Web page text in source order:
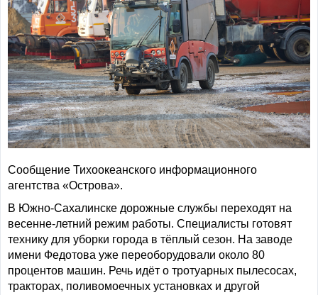
Сообщение Тихоокеанского информационного
агентства «Острова».
В Южно-Сахалинске дорожные службы переходят на
весенне-летний режим работы. Специалисты готовят
технику для уборки города в тёплый сезон. На заводе
имени Федотова уже переоборудовали около 80
процентов машин. Речь идёт о тротуарных пылесосах,
тракторах, поливомоечных установках и другой